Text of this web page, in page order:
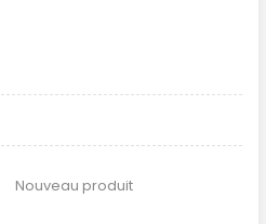
Nouveau produit